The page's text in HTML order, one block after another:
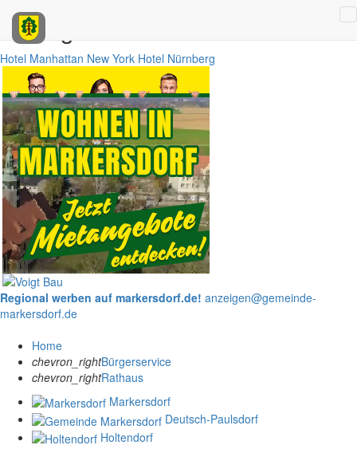
Anzeigen
Hotel Manhattan New York Hotel Nürnberg
Regional werben auf markersdorf.de! anzeigen@gemeinde-
markersdorf.de
Home
chevron_rightBürgerservice
chevron_rightRathaus
Markersdorf
Deutsch-Paulsdorf
Holtendorf